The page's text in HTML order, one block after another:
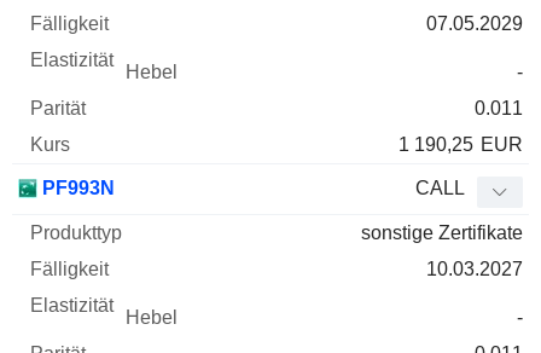
07.05.2029
-
0.011
1 190,25 EUR
PF993N CALL
sonstige Zertifikate
10.03.2027
-